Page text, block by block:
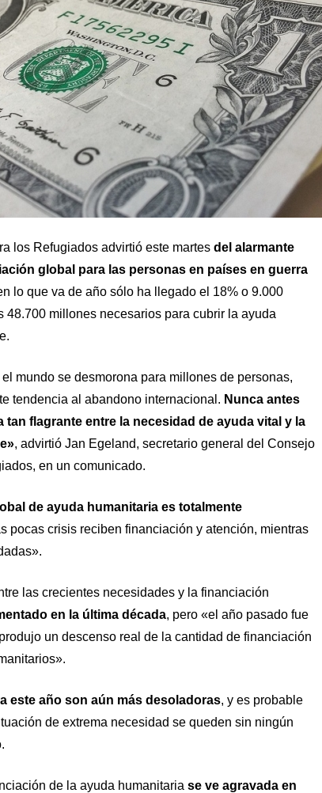
los Refugiados advirtió este martes del alarmante
global para las personas en países en guerra
lo que va de año sólo ha llegado el 18% o 9.000
48.700 millones necesarios para cubrir la ayuda
mundo se desmorona para millones de personas,
tendencia al abandono internacional. Nunca antes
tan flagrante entre la necesidad de ayuda vital y la
, advirtió Jan Egeland, secretario general del Consejo
en un comunicado.
de ayuda humanitaria es totalmente
pocas crisis reciben financiación y atención, mientras
las crecientes necesidades y la financiación
en la última década, pero «el año pasado fue
un descenso real de la cantidad de financiación
este año son aún más desoladoras, y es probable
de extrema necesidad se queden sin ningún
de la ayuda humanitaria se ve agravada en